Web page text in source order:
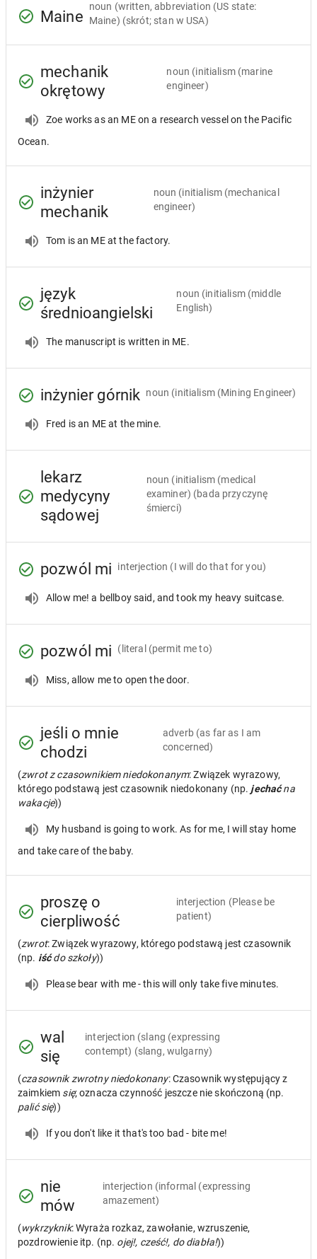
Maine
noun (written, abbreviation (US state:
Maine) (skrót; stan w USA)
mechanik
okrętowy
noun (initialism (marine
engineer)
Zoe works as an ME on a research vessel on the Pacific
Ocean.
inżynier
mechanik
noun (initialism (mechanical
engineer)
Tom is an ME at the factory.
język
średnioangielski
noun (initialism (middle
English)
The manuscript is written in ME.
inżynier górnik noun (initialism (Mining Engineer)
Fred is an ME at the mine.
lekarz
medycyny
sądowej
noun (initialism (medical
examiner) (bada przyczynę
śmierci)
pozwól mi interjection (I will do that for you)
Allow me! a bellboy said, and took my heavy suitcase.
pozwól mi (literal (permit me to)
Miss, allow me to open the door.
jeśli o mnie
chodzi
adverb (as far as I am
concerned)
(zwrot z czasownikiem niedokonanym: Związek wyrazowy,
którego podstawą jest czasownik niedokonany (np. jechaćna
wakacje))
My husband is going to work. As for me, I will stay home
and take care of the baby.
proszę o
cierpliwość
interjection (Please be
patient)
(zwrot: Związek wyrazowy, którego podstawą jest czasownik
(np. iśćdo szkoły))
Please bear with me - this will only take five minutes.
wal
się
interjection (slang (expressing
contempt) (slang, wulgarny)
(czasownik zwrotny niedokonany: Czasownik występujący z
zaimkiem się; oznacza czynność jeszcze nie skończoną (np.
palić się))
If you don't like it that's too bad - bite me!
nie
mów
interjection (informal (expressing
amazement)
(wykrzyknik: Wyraża rozkaz, zawołanie, wzruszenie,
pozdrowienie itp. (np. ojej!, cześć!, do diabła!))